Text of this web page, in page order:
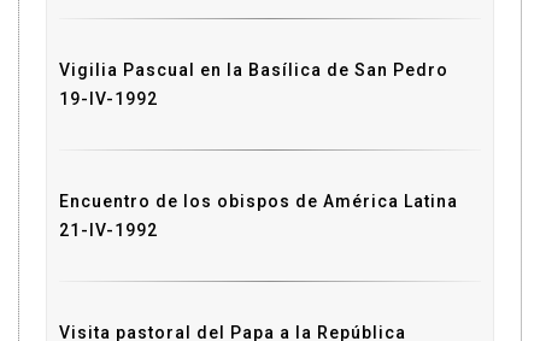
Vigilia Pascual en la Basílica de San Pedro
19-IV-1992
Encuentro de los obispos de América Latina
21-IV-1992
Visita pastoral del Papa a la República